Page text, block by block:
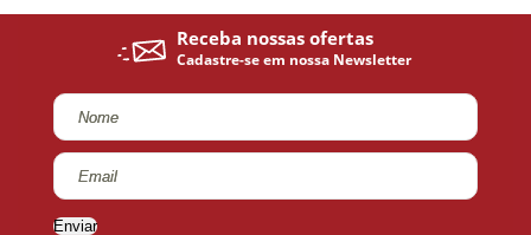
Enviar